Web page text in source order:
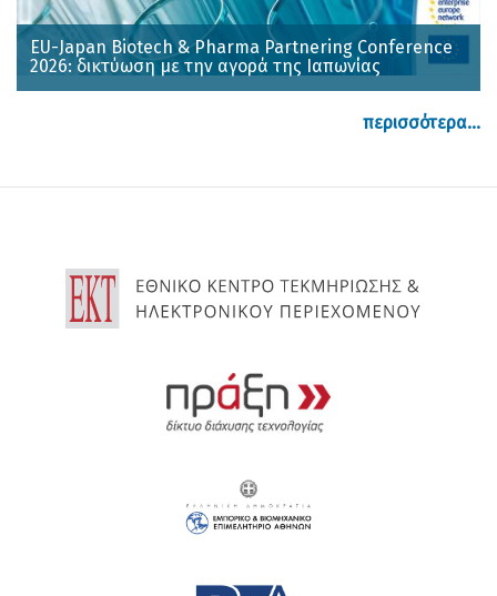
EU-Japan Biotech & Pharma Partnering Conference
2026: δικτύωση με την αγορά της Ιαπωνίας
περισσότερα...